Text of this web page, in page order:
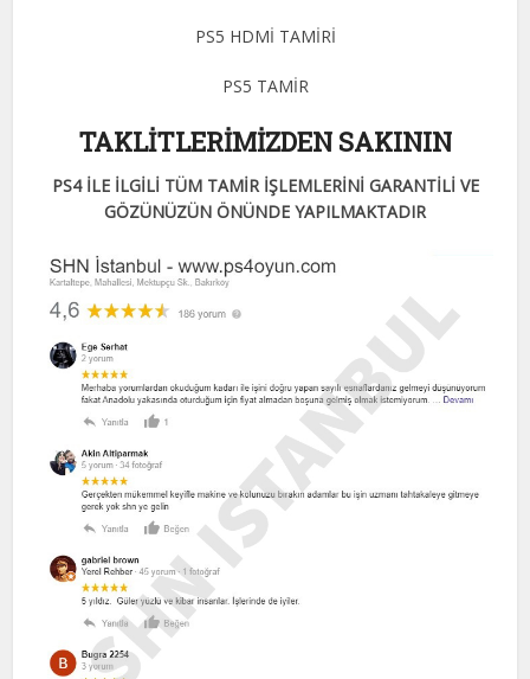
PS5 HDMİ TAMİRİ
PS5 TAMİR
TAKLİTLERİMİZDEN SAKININ
PS4 İLE İLGİLİ TÜM TAMİR İŞLEMLERİNİ GARANTİLİ VE
GÖZÜNÜZÜN ÖNÜNDE YAPILMAKTADIR